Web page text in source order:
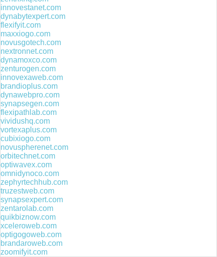
innovestanet.com
dynabytexpert.com
flexifyit.com
maxxiogo.com
novusgotech.com
nextronnet.com
dynamoxco.com
zenturogen.com
innovexaweb.com
brandioplus.com
dynawebpro.com
synapsegen.com
flexipathlab.com
vividushq.com
vortexaplus.com
cubixiogo.com
novuspherenet.com
orbitechnet.com
optiwavex.com
omnidynoco.com
zephyrtechhub.com
truzestweb.com
synapsexpert.com
zentarolab.com
quikbiznow.com
xceleroweb.com
optigogoweb.com
brandaroweb.com
zoomifyit.com